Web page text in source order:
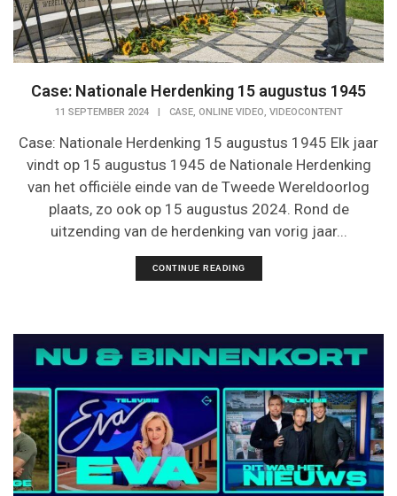
Case: Nationale Herdenking 15 augustus 1945
11 SEPTEMBER 2024 CASE, ONLINE VIDEO, VIDEOCONTENT
Case: Nationale Herdenking 15 augustus 1945 Elk jaar
vindt op 15 augustus 1945 de Nationale Herdenking
van het officiële einde van de Tweede Wereldoorlog
plaats, zo ook op 15 augustus 2024. Rond de
uitzending van de herdenking van vorig jaar...
CONTINUE READING